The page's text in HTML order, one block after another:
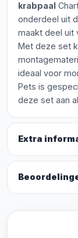
krabpaal
onderdeel uit
maakt deel uit
Met deze set
ideaal voor
Pets is
deze set aan
Extra